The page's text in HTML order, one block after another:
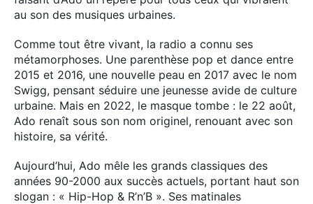
au son des musiques urbaines.
Comme tout être vivant, la radio a connu ses
métamorphoses. Une parenthèse pop et dance entre
2015 et 2016, une nouvelle peau en 2017 avec le nom
Swigg, pensant séduire une jeunesse avide de culture
urbaine. Mais en 2022, le masque tombe : le 22 août,
Ado renaît sous son nom originel, renouant avec son
histoire, sa vérité.
Aujourd’hui, Ado mêle les grands classiques des
années 90-2000 aux succès actuels, portant haut son
slogan : « Hip-Hop & R’n’B ». Ses matinales